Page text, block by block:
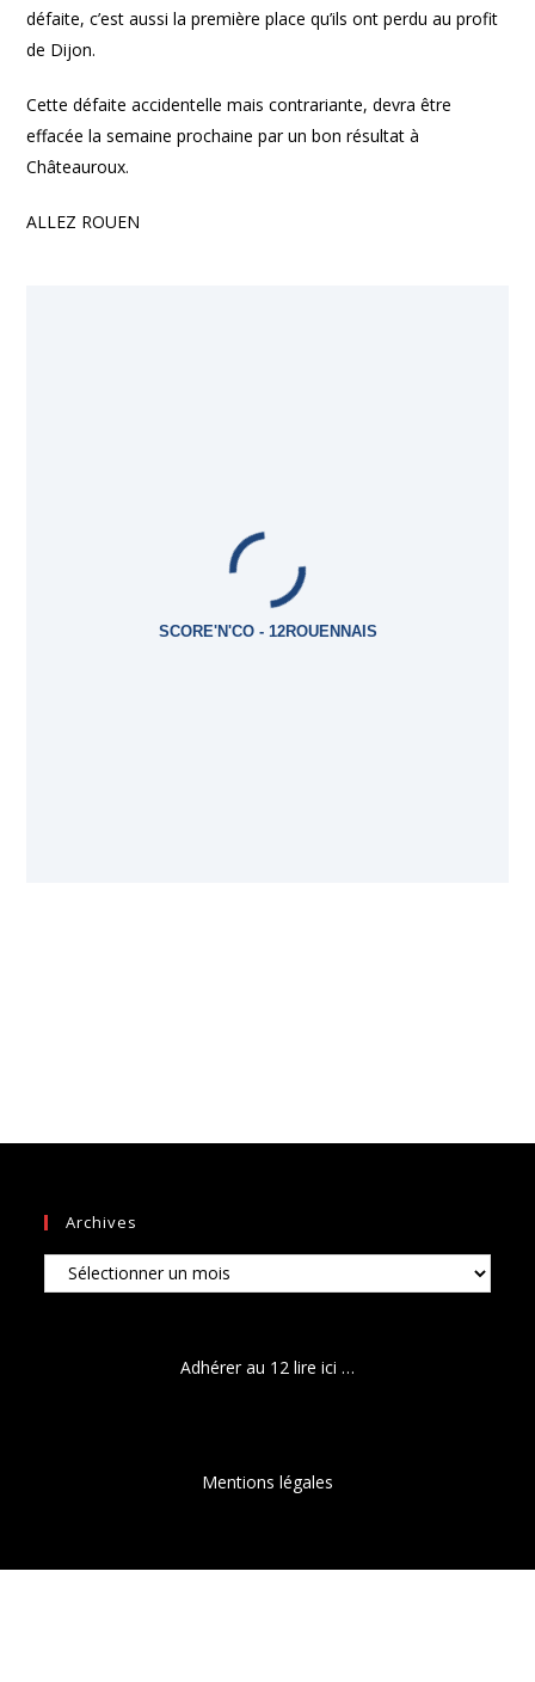
défaite, c’est aussi la première place qu’ils ont perdu au profit
de Dijon.
Cette défaite accidentelle mais contrariante, devra être
effacée la semaine prochaine par un bon résultat à
Châteauroux.
ALLEZ ROUEN
SCORE'N'CO - 12ROUENNAIS
Archives
Archives
Adhérer au 12 lire ici …
Mentions légales